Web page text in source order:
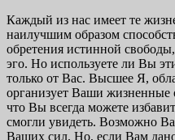
Каждый из нас имеет те
наилучшим образом
обретения истинной
эго. Но используете ли Вы
только от Вас. Высшее Я,
организует Ваши жизненные
что Вы всегда можете
смогли увидеть. Возможно
Ваших сил. Но, если Вам